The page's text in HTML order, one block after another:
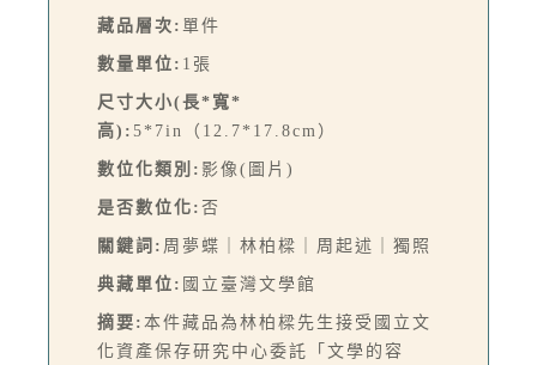
藏品層次: 單件
數量單位: 1張
尺寸大小(長*寬*
高): 5*7in（12.7*17.8cm）
數位化類別: 影像(圖片)
是否數位化: 否
關鍵詞: 周夢蝶｜林柏樑｜周起述｜獨照
典藏單位: 國立臺灣文學館
摘要: 本件藏品為林柏樑先生接受國立文
化資產保存研究中心委託「文學的容